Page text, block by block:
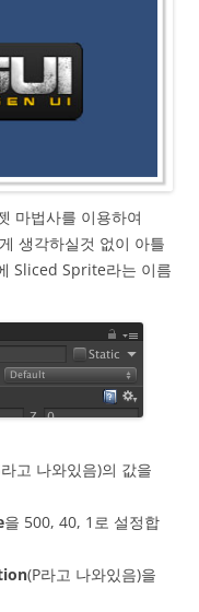
마법사를 이용하여
생각하실것 없이 아틀
Sliced Sprite라는 이름
고 나와있음)의 값을
을 500, 40, 1로 설정합
(P라고 나와있음)을